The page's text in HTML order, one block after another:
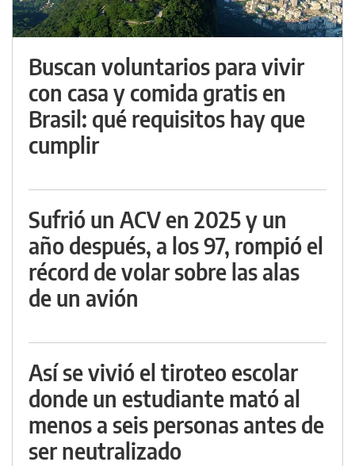
Buscan voluntarios para vivir
con casa y comida gratis en
Brasil: qué requisitos hay que
cumplir
Sufrió un ACV en 2025 y un
año después, a los 97, rompió el
récord de volar sobre las alas
de un avión
Así se vivió el tiroteo escolar
donde un estudiante mató al
menos a seis personas antes de
ser neutralizado